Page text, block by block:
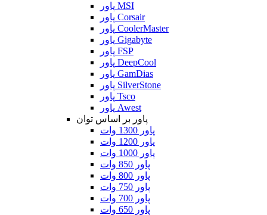
پاور MSI
پاور Corsair
پاور CoolerMaster
پاور Gigabyte
پاور FSP
پاور DeepCool
پاور GamDias
پاور SilverStone
پاور Tsco
پاور Awest
پاور بر اساس توان
پاور 1300 وات
پاور 1200 وات
پاور 1000 وات
پاور 850 وات
پاور 800 وات
پاور 750 وات
پاور 700 وات
پاور 650 وات